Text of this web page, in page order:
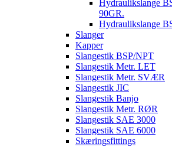
Hydraulikslange
90GR.
Hydraulikslange
Slanger
Kapper
Slangestik BSP/NPT
Slangestik Metr. LET
Slangestik Metr. SVÆR
Slangestik JIC
Slangestik Banjo
Slangestik Metr. RØR
Slangestik SAE 3000
Slangestik SAE 6000
Skæringsfittings